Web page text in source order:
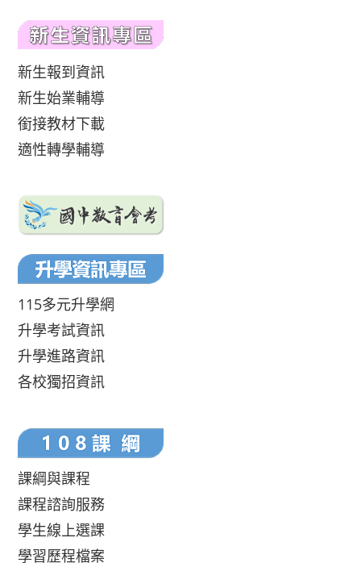
新生報到資訊
新生始業輔導
銜接教材下載
適性轉學輔導
115多元升學網
升學考試資訊
升學進路資訊
各校獨招資訊
課綱與課程
課程諮詢服務
學生線上選課
學習歷程檔案